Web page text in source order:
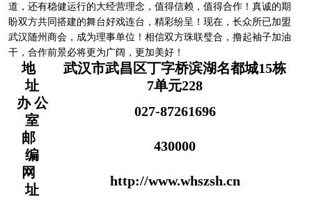
道，还有稳健运行的大经营理念，值得信赖，值得合作！真诚的期
盼双方共同搭建的舞台好戏连台，精彩纷呈！现在，长众所已加盟
武汉随州商会，成为理事单位！相信双方珠联璧合，撸起袖子加油
干，合作前景必将更为广阔，更加美好！
地
址
武汉市武昌区丁字桥滨湖名都城15栋
7单元228
办 公
室
027-87261696
邮
编
430000
网
址
http://www.whszsh.cn